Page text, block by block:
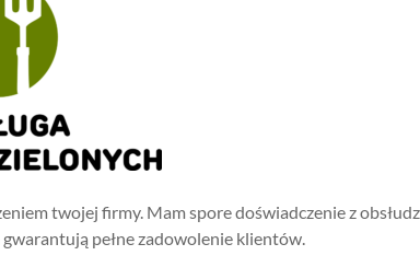
twojej firmy. Mam spore doświadczenie z
pełne zadowolenie klientów.